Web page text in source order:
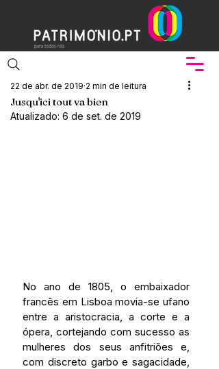
Jusqu'ici tout va bien
22 de abr. de 2019 2 min de leitura
Atualizado: 6 de set. de 2019
No ano de 1805, o embaixador
francês em Lisboa movia-se ufano
entre a aristocracia, a corte e a
ópera, cortejando com sucesso as
mulheres dos seus anfitriões e,
com discreto garbo e sagacidade,